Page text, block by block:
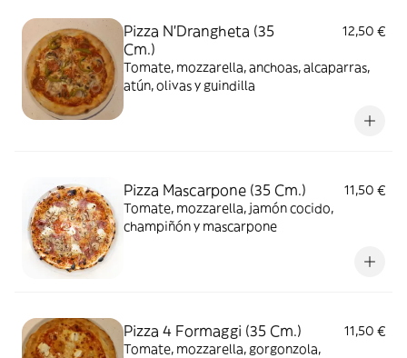
Pizza N'Drangheta (35
Cm.)
12,50 €
Tomate, mozzarella, anchoas, alcaparras,
atún, olivas y guindilla
Pizza Mascarpone (35 Cm.)
11,50 €
Tomate, mozzarella, jamón cocido,
champiñón y mascarpone
Pizza 4 Formaggi (35 Cm.)
11,50 €
Tomate, mozzarella, gorgonzola,